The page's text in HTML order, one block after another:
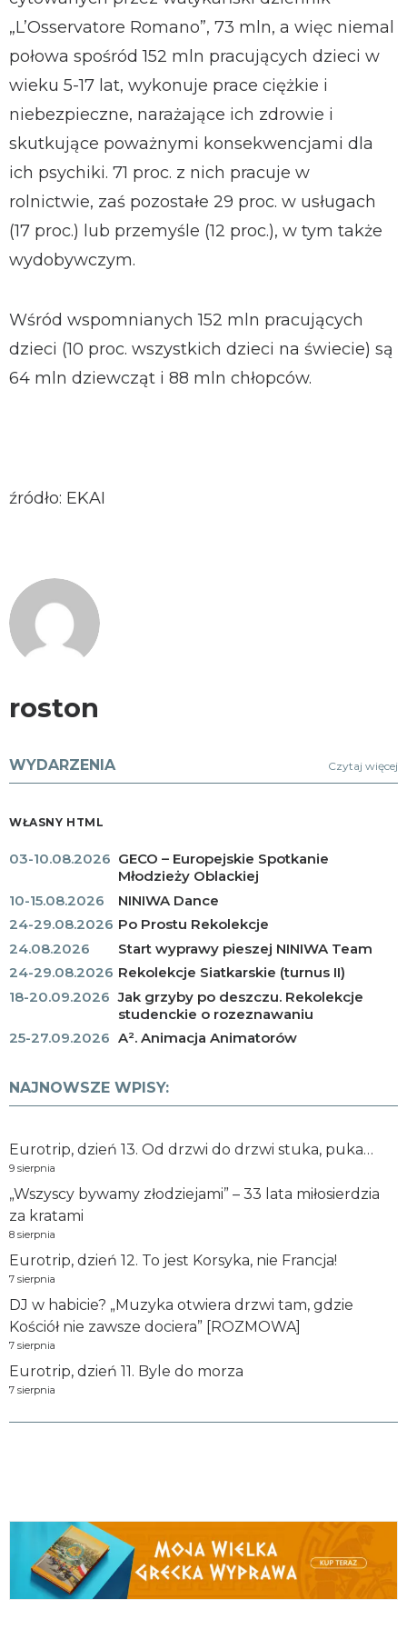
„L’Osservatore Romano”, 73 mln, a więc niemal
połowa spośród 152 mln pracujących dzieci w
wieku 5-17 lat, wykonuje prace ciężkie i
niebezpieczne, narażające ich zdrowie i
skutkujące poważnymi konsekwencjami dla
ich psychiki. 71 proc. z nich pracuje w
rolnictwie, zaś pozostałe 29 proc. w usługach
(17 proc.) lub przemyśle (12 proc.), w tym także
wydobywczym.
Wśród wspomnianych 152 mln pracujących
dzieci (10 proc. wszystkich dzieci na świecie) są
64 mln dziewcząt i 88 mln chłopców.
źródło: EKAI
roston
WYDARZENIA Czytaj więcej
WŁASNY HTML
03-10.08.2026 GECO – Europejskie Spotkanie
Młodzieży Oblackiej
10-15.08.2026
NINIWA Dance
24-29.08.2026 Po Prostu Rekolekcje
24.08.2026
Start wyprawy pieszej NINIWA Team
24-29.08.2026 Rekolekcje Siatkarskie (turnus II)
18-20.09.2026 Jak grzyby po deszczu. Rekolekcje
studenckie o rozeznawaniu
25-27.09.2026 A². Animacja Animatorów
NAJNOWSZE WPISY:
Eurotrip, dzień 13. Od drzwi do drzwi stuka, puka…
9 sierpnia
„Wszyscy bywamy złodziejami” – 33 lata miłosierdzia
za kratami
8 sierpnia
Eurotrip, dzień 12. To jest Korsyka, nie Francja!
7 sierpnia
DJ w habicie? „Muzyka otwiera drzwi tam, gdzie
Kościół nie zawsze dociera” [ROZMOWA]
7 sierpnia
Eurotrip, dzień 11. Byle do morza
7 sierpnia